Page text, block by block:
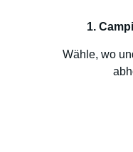
1.
Wähle, wo